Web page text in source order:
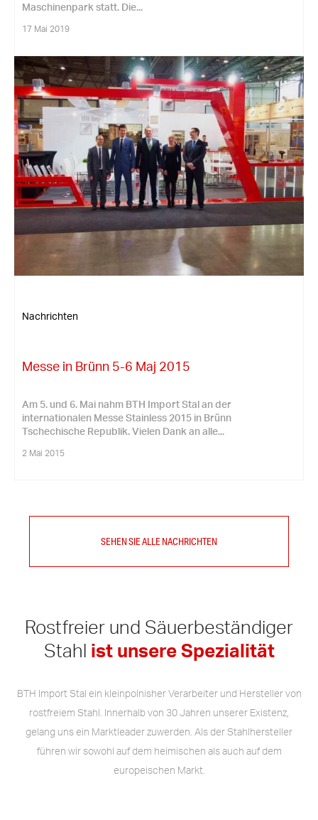
Maschinenpark statt. Die...
17 Mai 2019
Nachrichten
Messe in Brünn 5-6 Maj 2015
Am 5. und 6. Mai nahm BTH Import Stal an der
internationalen Messe Stainless 2015 in Brünn
Tschechische Republik. Vielen Dank an alle...
2 Mai 2015
SEHEN SIE ALLE NACHRICHTEN
Rostfreier und Säuerbeständiger
Stahl ist unsere Spezialität
BTH Import Stal ein kleinpolnisher Verarbeiter und Hersteller von
rostfreiem Stahl. Innerhalb von 30 Jahren unserer Existenz,
gelang uns ein Marktleader zuwerden. Als der Stahlhersteller
führen wir sowohl auf dem heimischen als auch auf dem
europeischen Markt.